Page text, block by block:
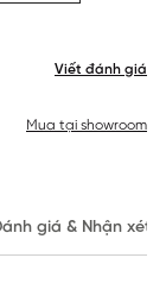
Viết đánh giá
Mua tại showroom
giá & Nhận xét